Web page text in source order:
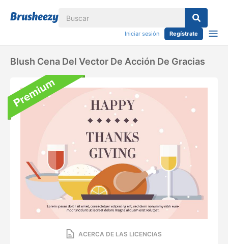
Iniciar sesión Regístrate
Blush Cena Del Vector De Acción De Gracias
ACERCA DE LAS LICENCIAS